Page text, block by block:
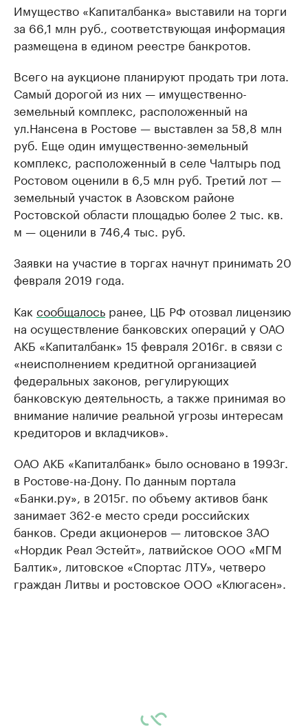
Имущество «Капиталбанка» выставили на торги
за 66,1 млн руб., соответствующая информация
размещена в едином реестре банкротов.
Всего на аукционе планируют продать три лота.
Самый дорогой из них — имущественно-
земельный комплекс, расположенный на
ул.Нансена в Ростове — выставлен за 58,8 млн
руб. Еще один имущественно-земельный
комплекс, расположенный в селе Чалтырь под
Ростовом оценили в 6,5 млн руб. Третий лот —
земельный участок в Азовском районе
Ростовской области площадью более 2 тыс. кв.
м — оценили в 746,4 тыс. руб.
Заявки на участие в торгах начнут принимать 20
февраля 2019 года.
Как сообщалось ранее, ЦБ РФ отозвал лицензию
на осуществление банковских операций у ОАО
АКБ «Капиталбанк» 15 февраля 2016г. в связи с
«неисполнением кредитной организацией
федеральных законов, регулирующих
банковскую деятельность, а также принимая во
внимание наличие реальной угрозы интересам
кредиторов и вкладчиков».
ОАО АКБ «Капиталбанк» было основано в 1993г.
в Ростове-на-Дону. По данным портала
«Банки.ру», в 2015г. по объему активов банк
занимает 362-е место среди российских
банков. Среди акционеров — литовское ЗАО
«Нордик Реал Эстейт», латвийское ООО «МГМ
Балтик», литовское «Спортас ЛТУ», четверо
граждан Литвы и ростовское ООО «Клюгасен».